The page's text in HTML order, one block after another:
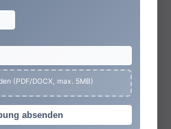
(PDF/DOCX, max. 5MB)
absenden